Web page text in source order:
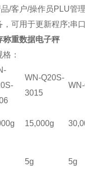
/客户/操作员PLU管
可用于更新程序;串
称重数据电子秤
：
WN-Q20S-
3015
15,000g
5g 5g